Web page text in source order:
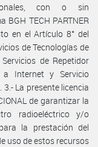
con o sin
TECH PARTNER
en el Artículo 8° del
de Tecnologías de
de Repetidor
a Internet y Servicio
La presente licencia
de garantizar la
radioeléctrico y/o
la prestación del
uso de estos recursos